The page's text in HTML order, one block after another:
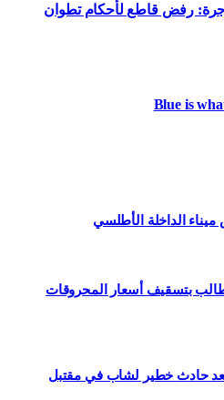
رفض قاطع لأحكام تطوان
Blue is
الداخلة الأطلسي
بتسقيف أسعار المحروقات
بعد حادث خطير لشاب في مقتبل